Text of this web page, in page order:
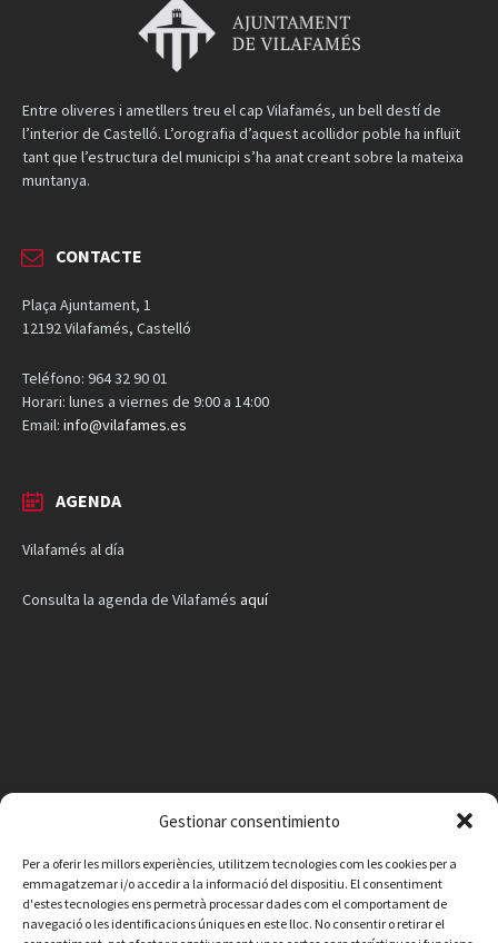
Gestionar consentimiento
Per a oferir les millors experiències, utilitzem tecnologies com les cookies per a
emmagatzemar i/o accedir a la informació del dispositiu. El consentiment
d'estes tecnologies ens permetrà processar dades com el comportament de
navegació o les identificacions úniques en este lloc. No consentir o retirar el
Entre oliveres i ametllers treu el cap Vilafamés, un bell destí de
l’interior de Castelló. L’orografia d’aquest acollidor poble ha influït
tant que l’estructura del municipi s’ha anat creant sobre la mateixa
muntanya.
CONTACTE
Plaça Ajuntament, 1
12192 Vilafamés, Castelló
Teléfono: 964 32 90 01
Horari: lunes a viernes de 9:00 a 14:00
Email: info@vilafames.es
AGENDA
Vilafamés al día
Consulta la agenda de Vilafamés aquí